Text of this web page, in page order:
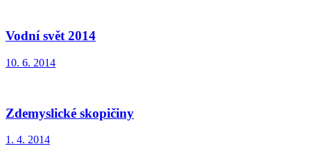
Vodní svět 2014
10. 6. 2014
Zdemyslické skopičiny
1. 4. 2014